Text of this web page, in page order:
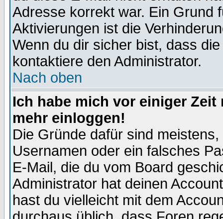
Adresse korrekt war. Ein Grund
Aktivierungen ist die
Wenn du dir sicher bist, dass
kontaktiere den Administrator.
Nach oben
Ich habe mich vor einiger
mehr einloggen!
Die Gründe dafür sind
Usernamen oder ein falsches
E-Mail, die du vom Board
Administrator hat deinen
hast du vielleicht mit dem